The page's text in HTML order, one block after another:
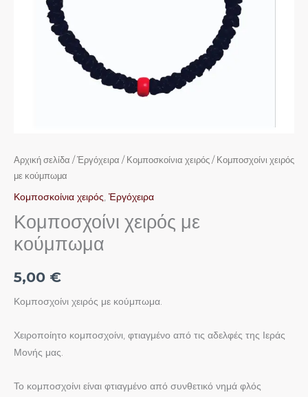
Αρχική σελίδα / Ἐργόχειρα / Κομποσκοίνια χειρός / Κομποσχοίνι χειρός
με κούμπωμα
Κομποσκοίνια χειρός Ἐργόχειρα
Κομποσχοίνι χειρός με
κούμπωμα
5,00 €
Κομποσχοίνι χειρός με κούμπωμα.
Χειροποίητο κομποσχοίνι, φτιαγμένο από τις αδελφές της Ιεράς
Μονής μας.
Το κομποσχοίνι είναι φτιαγμένο από συνθετικό νημά φλός